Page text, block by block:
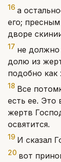
16 а
его;
дворе
17 не
долю из
подобно как
18 Все
есть ее. Это
жертв
освятится.
19 И сказал
20 вот